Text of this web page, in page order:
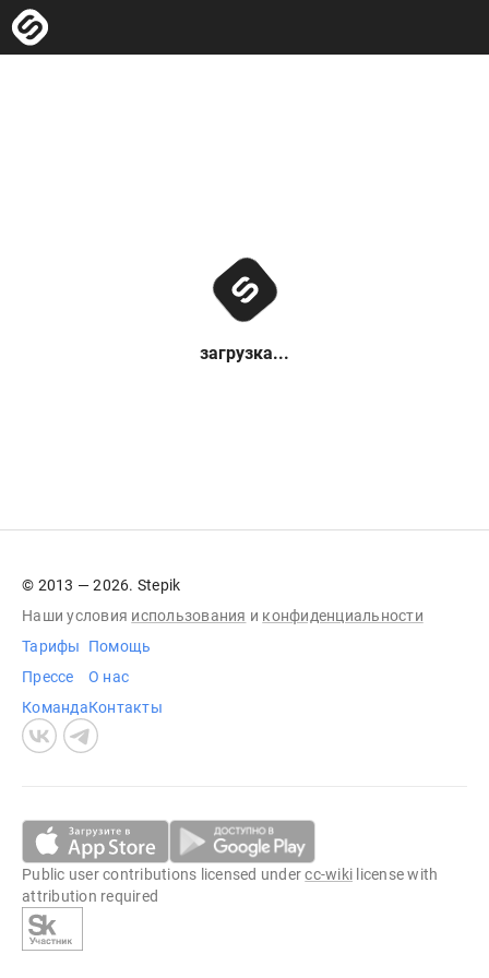
загрузка...
© 2013 — 2026. Stepik
Наши условия использования и конфиденциальности
Тарифы
Прессе
Команда
Помощь
О нас
Контакты
Public user contributions licensed undercc-wiki license with
attribution required